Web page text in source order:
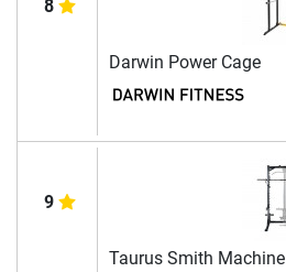
8
Darwin Power Cage
9
Taurus Smith Machine